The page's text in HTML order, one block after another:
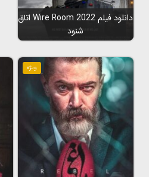
دانلود فیلم Wire Room 2022 اتاق
شنود
ویژه